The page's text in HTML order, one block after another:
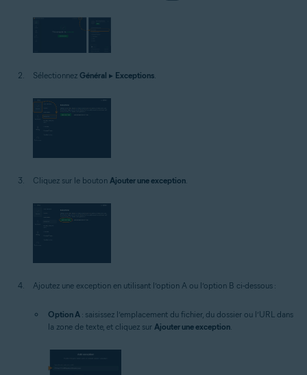
Sélectionnez Général ▸ Exceptions.
Cliquez sur le bouton Ajouter une exception.
Ajoutez une exception en utilisant l’option A ou l’option B ci-dessous :
Option A : saisissez l’emplacement du fichier, du dossier ou l’URL dans
la zone de texte, et cliquez sur Ajouter une exception.